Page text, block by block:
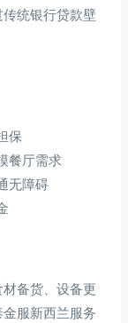
统银行贷款壁
保
餐厅需求
无障碍
备货、设备更
服新西兰服务